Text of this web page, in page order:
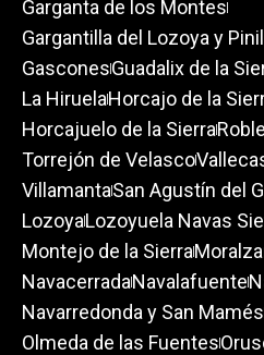
Garganta de los Montes
Gargantilla del Lozoya y
GasconesGuadalix de la
La HiruelaHorcajo de la
Horcajuelo de la Sierra
Torrejón de Velasco
VillamantaSan Agustín del
LozoyaLozoyuela Navas
Montejo de la Sierra
NavacerradaNavalafuente
Navarredonda y San Mamés
Olmeda de las Fuentes